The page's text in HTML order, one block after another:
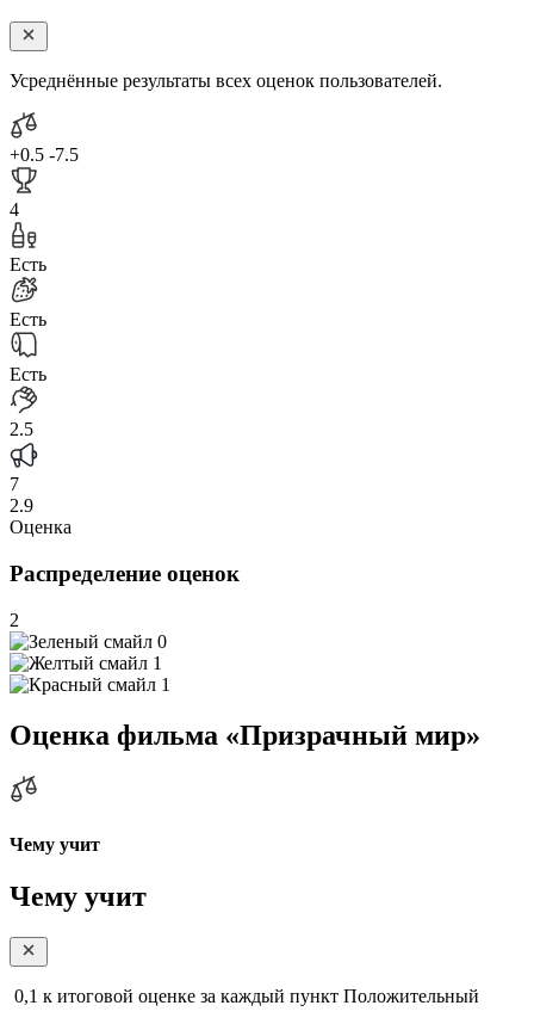
Усреднённые результаты всех оценок пользователей.
+0.5 -7.5
4
Есть
Есть
Есть
2.5
7
2.9
Оценка
Распределение оценок
2
0
1
1
Оценка фильма «Призрачный мир»
Чему учит
Чему учит
0,1 к итоговой оценке за каждый пункт Положительный